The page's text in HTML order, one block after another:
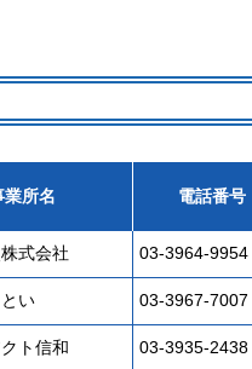
業所名 電話番号
式会社 03-3964-9954
い 03-3967-7007
ト信和 03-3935-2438